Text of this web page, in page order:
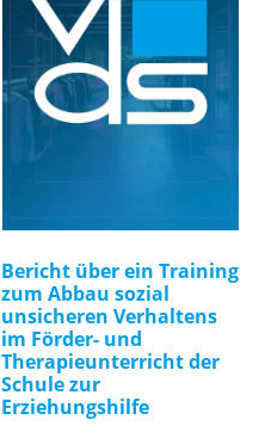
Bericht über ein Training
zum Abbau sozial
unsicheren Verhaltens
im Förder- und
Therapieunterricht der
Schule zur
Erziehungshilfe